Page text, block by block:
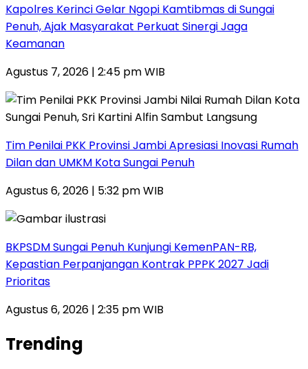
Kapolres Kerinci Gelar Ngopi Kamtibmas di Sungai
Penuh, Ajak Masyarakat Perkuat Sinergi Jaga
Keamanan
Agustus 7, 2026 | 2:45 pm WIB
Tim Penilai PKK Provinsi Jambi Apresiasi Inovasi Rumah
Dilan dan UMKM Kota Sungai Penuh
Agustus 6, 2026 | 5:32 pm WIB
BKPSDM Sungai Penuh Kunjungi KemenPAN-RB,
Kepastian Perpanjangan Kontrak PPPK 2027 Jadi
Prioritas
Agustus 6, 2026 | 2:35 pm WIB
Trending